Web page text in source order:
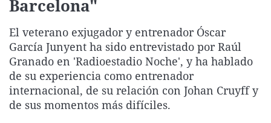
Gente viajera
Como el perro y el
Retornados
Equipo de
Operación Viuda
Galicia
La Rioja
Navarra
País Vasco
Televisión
Elecciones
Barcelona"
El veterano exjugador y entrenador Óscar
García Junyent ha sido entrevistado por Raúl
Granado en 'Radioestadio Noche', y ha hablado
de su experiencia como entrenador
internacional, de su relación con Johan Cruyff y
de sus momentos más difíciles.